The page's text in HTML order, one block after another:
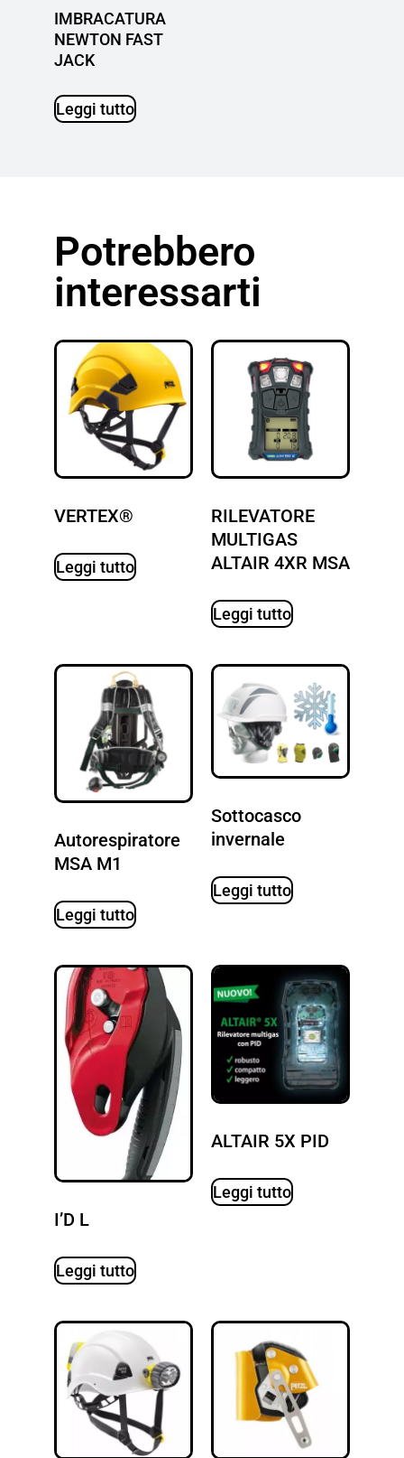
IMBRACATURA
NEWTON FAST
JACK
Leggi tutto
Potrebbero
interessarti
VERTEX®
Leggi tutto
RILEVATORE
MULTIGAS
ALTAIR 4XR MSA
Leggi tutto
Autorespiratore
MSA M1
Leggi tutto
Sottocasco
invernale
Leggi tutto
I’D L
Leggi tutto
ALTAIR 5X PID
Leggi tutto